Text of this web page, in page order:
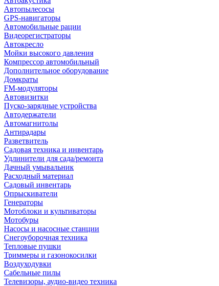
Автопылесосы
GPS-навигаторы
Автомобильные рации
Видеорегистраторы
Автокресло
Мойки высокого давления
Компрессор автомобильный
Дополнительное оборудование
Домкраты
FM-модуляторы
Автовизитки
Пуско-зарядные устройства
Автодержатели
Автомагнитолы
Антирадары
Разветвитель
Садовая техника и инвентарь
Удлинители для сада/ремонта
Дачный умывальник
Расходный материал
Садовый инвентарь
Опрыскиватели
Генераторы
Мотоблоки и культиваторы
Мотобуры
Насосы и насосные станции
Снегоуборочная техника
Тепловые пушки
Триммеры и газонокосилки
Воздуходувки
Сабельные пилы
Телевизоры, аудио-видео техника